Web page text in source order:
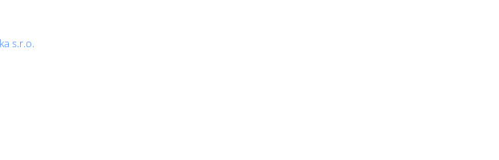
s.r.o.